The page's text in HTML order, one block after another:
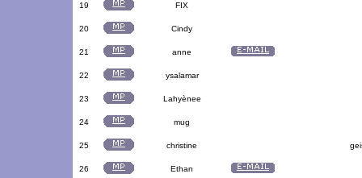
19 FIX
20 Cindy
21 anne
22 ysalamar
23 Lahyènee
24 mug
25 christine
26 Ethan